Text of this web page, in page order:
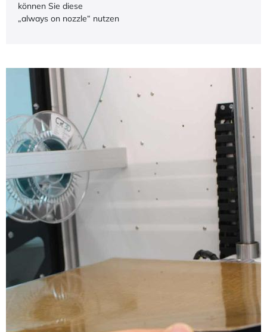
können Sie diese
„always on nozzle“ nutzen